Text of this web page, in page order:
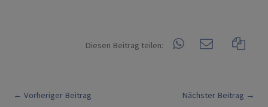
Diesen Beitrag teilen:
Post
← Vorheriger Beitrag Nächster Beitrag →